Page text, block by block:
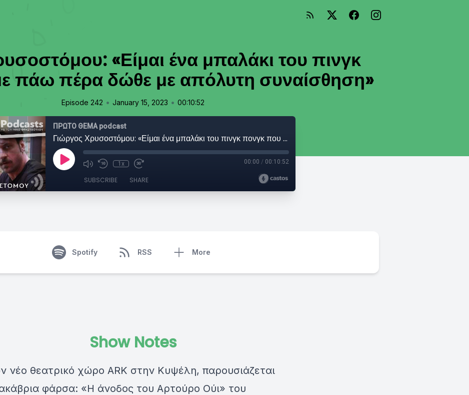
«Είμαι ένα μπαλάκι του πινγκ
πάω πέρα δώθε με απόλυτη συναίσθηση»
Episode 242 • January 15, 2023 • 00:10:52
ΠΡΩΤΟ ΘΕΜΑ podcast
Γιώργος Χρυσοστόμου: «Είμαι ένα μπαλάκι του πινγκ πονγκ που με πάω πέρα δώθε με απόλυτη συναίσθηση»
1x 00:00 / 00:10:52
SUBSCRIBE SHARE
Spotify RSS More
Show Notes
νέο θεατρικό χώρο ARK στην Κυψέλη, παρουσιάζεται
φάρσα: «Η άνοδος του Αρτούρο Ούι» του